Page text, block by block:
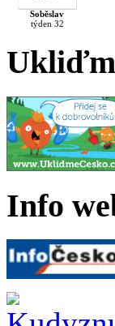
Soběslav
týden 32
Info